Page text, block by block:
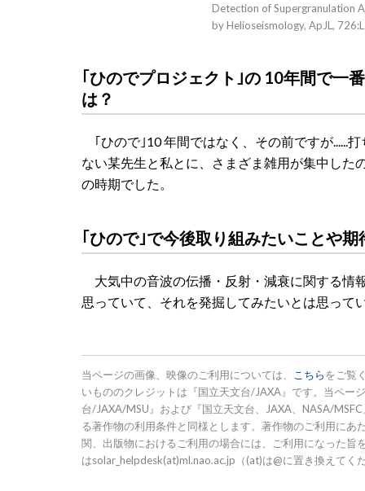
Detection of Supergranulation
by Helioseismology, ApJL,
｢ひのでプロジェクト｣の 10年間で一
は？
｢ひので｣10 年間ではなく、その前ですが......
ない某先生と私とに、さまざま雑用が集中した
の時期でした。
｢ひので｣で今後取り組みたいことや
大気中の音波の伝播・反射・減衰に関する情
思っていて、それを発掘してみたいとは思って
当ページの画像、映像のご利用については、 こちらをご覧
いもののクレジットは『国立天文台/JAXA』です。当ペー
台/JAXA/MSU』および『国立天文台、JAXA、NASA/
る著作物の利用条件と同様とします。著作物のご利用に
関、出版物におけるご利用の場合には、ご利用になった
はsolar_helpdesk(at)ml.nao.ac.jp（(at)は@に置き換えてく